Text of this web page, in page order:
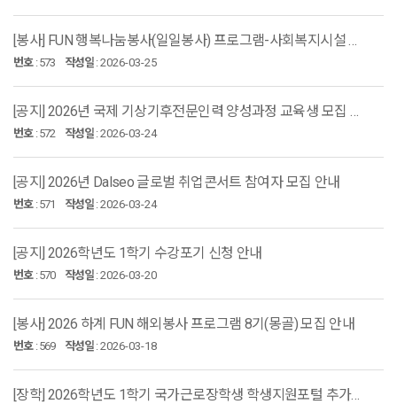
[봉사] FUN 행복나눔봉사(일일봉사) 프로그램-사회복지시설 봉사활동 참여 안내
번호:573 작성일 :2026-03-25
[공지] 2026년 국제 기상기후전문인력 양성과정 교육생 모집 안내
번호:572 작성일 :2026-03-24
[공지] 2026년 Dalseo 글로벌 취업콘서트 참여자 모집 안내
번호:571 작성일 :2026-03-24
[공지] 2026학년도 1학기 수강포기 신청 안내
번호:570 작성일 :2026-03-20
[봉사] 2026 하계 FUN 해외봉사 프로그램 8기(몽골) 모집 안내
번호:569 작성일 :2026-03-18
[장학] 2026학년도 1학기 국가근로장학생 학생지원포털 추가신청 안내